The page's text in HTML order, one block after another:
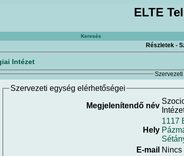
ELTE
Keresés
Részletek -
Intézet
Szervezeti egység elérhetőségei
Megjelenítendő név
Hely
1117
E-mail Nincs